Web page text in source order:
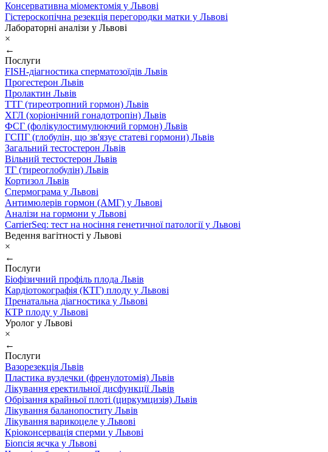
Консервативна міомектомія у Львові
Гістероскопічна резекція перегородки матки у Львові
Лабораторні аналізи у Львові
×
←
Послуги
FISH-діагностика сперматозоїдів Львів
Прогестерон Львів
Пролактин Львів
ТТГ (тиреотропний гормон) Львів
ХГЛ (хоріонічний гонадотропін) Львів
ФСГ (фолікулостимулюючий гормон) Львів
ГСПГ (глобулін, що зв'язує статеві гормони) Львів
Загальний тестостерон Львів
Вільний тестостерон Львів
ТГ (тиреоглобулін) Львів
Кортизол Львів
Спермограма у Львові
Антимюлерів гормон (АМГ) у Львові
Аналізи на гормони у Львові
CarrierSeq: тест на носіння генетичної патології у Львові
Ведення вагітності у Львові
×
←
Послуги
Біофізичний профіль плода Львів
Кардіотокографія (КТГ) плоду у Львові
Пренатальна діагностика у Львові
КТР плоду у Львові
Уролог у Львові
×
←
Послуги
Вазорезекція Львів
Пластика вуздечки (френулотомія) Львів
Лікування еректильної дисфункції Львів
Обрізання крайньої плоті (циркумцизія) Львів
Лікування баланопоститу Львів
Лікування варикоцеле у Львові
Кріоконсервація сперми у Львові
Біопсія яєчка у Львові